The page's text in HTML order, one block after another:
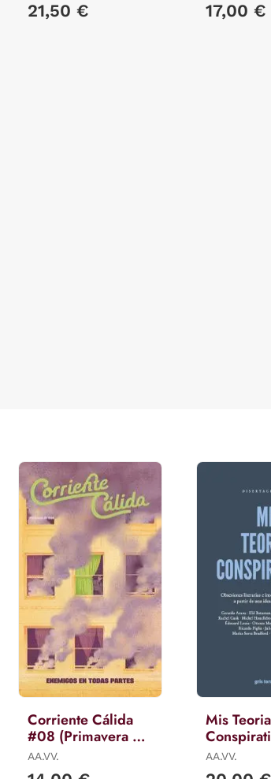
LÓPEZ, ISMAEL
21,50 € 17,00 €
Corriente Cálida
#08 (Primavera de
2026)
AA.VV.
Mis
AA.VV.